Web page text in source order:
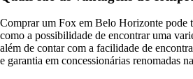
Comprar um Fox em Belo Horizonte pode
como a possibilidade de encontrar uma
além de contar com a facilidade de
e garantia em concessionárias renomadas